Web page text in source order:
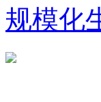
规模化